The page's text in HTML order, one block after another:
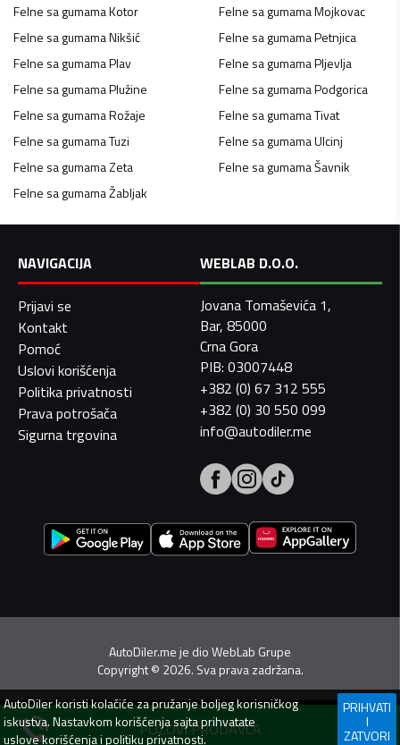
POZOVI PRODAVCA
Felne sa gumamaKotor Felne sa gumamaMojkovac
Felne sa gumamaNikšić Felne sa gumamaPetnjica
Felne sa gumamaPlav Felne sa gumamaPljevlja
Felne sa gumamaPlužine Felne sa gumamaPodgorica
Felne sa gumamaRožaje Felne sa gumamaTivat
Felne sa gumamaTuzi Felne sa gumamaUlcinj
Felne sa gumamaZeta Felne sa gumamaŠavnik
Felne sa gumamaŽabljak
NAVIGACIJA
Prijavi se
Kontakt
Pomoć
Uslovi korišćenja
Politika privatnosti
Prava potrošača
Sigurna trgovina
WEBLAB D.O.O.
Jovana Tomaševića 1,
Bar, 85000
Crna Gora
PIB: 03007448
+382 (0) 67 312 555
+382 (0) 30 550 099
info@autodiler.me
AutoDiler.me je dioWebLab Grupe
Copyright© 2026. Sva prava zadržana.
AutoDilerkoristi kolačiće za pružanje boljeg korisničkog
iskustva. Nastavkom korišćenja sajta prihvatate
uslove korišćenjaipolitiku privatnosti.
PRIHVATI
I
ZATVORI